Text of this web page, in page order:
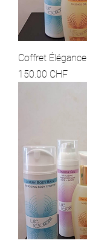
Coffret Élégance
Prix
150.00 CHF